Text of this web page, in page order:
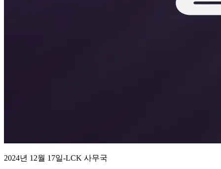
2024년 12월 17일-LCK 사무국